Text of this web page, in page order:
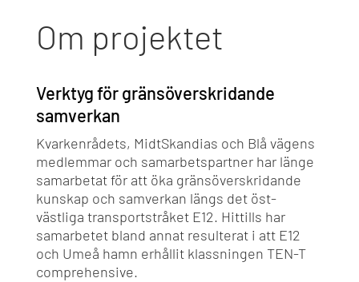
Om projektet
Verktyg för gränsöverskridande
samverkan
Kvarkenrådets, MidtSkandias och Blå vägens
medlemmar och samarbetspartner har länge
samarbetat för att öka gränsöverskridande
kunskap och samverkan längs det öst-
västliga transportstråket E12. Hittills har
samarbetet bland annat resulterat i att E12
och Umeå hamn erhållit klassningen TEN-T
comprehensive.